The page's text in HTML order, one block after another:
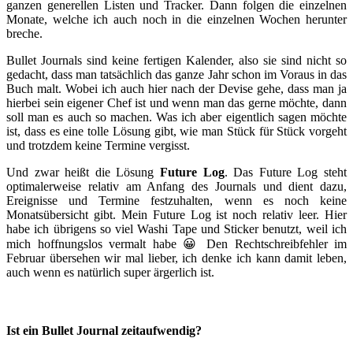
ganzen generellen Listen und Tracker. Dann folgen die einzelnen
Monate, welche ich auch noch in die einzelnen Wochen herunter
breche.
Bullet Journals sind keine fertigen Kalender, also sie sind nicht so
gedacht, dass man tatsächlich das ganze Jahr schon im Voraus in das
Buch malt. Wobei ich auch hier nach der Devise gehe, dass man ja
hierbei sein eigener Chef ist und wenn man das gerne möchte, dann
soll man es auch so machen. Was ich aber eigentlich sagen möchte
ist, dass es eine tolle Lösung gibt, wie man Stück für Stück vorgeht
und trotzdem keine Termine vergisst.
Und zwar heißt die Lösung Future Log. Das Future Log steht
optimalerweise relativ am Anfang des Journals und dient dazu,
Ereignisse und Termine festzuhalten, wenn es noch keine
Monatsübersicht gibt. Mein Future Log ist noch relativ leer. Hier
habe ich übrigens so viel Washi Tape und Sticker benutzt, weil ich
mich hoffnungslos vermalt habe 😀 Den Rechtschreibfehler im
Februar übersehen wir mal lieber, ich denke ich kann damit leben,
auch wenn es natürlich super ärgerlich ist.
Ist ein Bullet Journal zeitaufwendig?